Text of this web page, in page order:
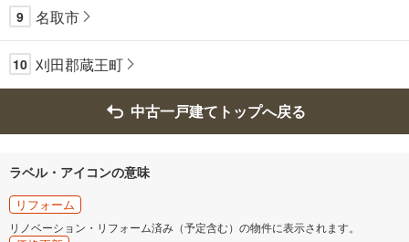
9 名取市
10 刈田郡蔵王町
中古一戸建てトップへ戻る
ラベル・アイコンの意味
リフォーム
リノベーション・リフォーム済み（予定含む）の物件に表示されます。